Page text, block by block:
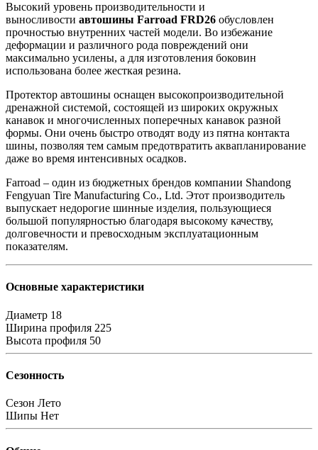
Высокий уровень производительности и
выносливости автошины Farroad FRD26 обусловлен
прочностью внутренних частей модели. Во избежание
деформации и различного рода повреждений они
максимально усилены, а для изготовления боковин
использована более жесткая резина.
Протектор автошины оснащен высокопроизводительной
дренажной системой, состоящей из широких окружных
канавок и многочисленных поперечных канавок разной
формы. Они очень быстро отводят воду из пятна контакта
шины, позволяя тем самым предотвратить аквапланирование
даже во время интенсивных осадков.
Farroad – один из бюджетных брендов компании Shandong
Fengyuan Tire Manufacturing Co., Ltd. Этот производитель
выпускает недорогие шинные изделия, пользующиеся
большой популярностью благодаря высокому качеству,
долговечности и превосходным эксплуатационным
показателям.
Основные характеристики
Диаметр 18
Ширина профиля 225
Высота профиля 50
Сезонность
Сезон Лето
Шипы Нет